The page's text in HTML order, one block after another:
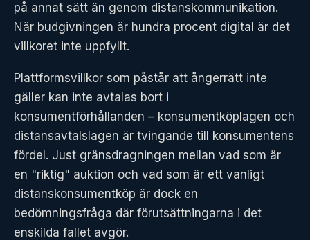
på annat sätt än genom distanskommunikation.
När budgivningen är hundra procent digital är det
villkoret inte uppfyllt.
Plattformsvillkor som påstår att ångerrätt inte
gäller kan inte avtalas bort i
konsumentförhållanden – konsumentköplagen och
distansavtalslagen är tvingande till konsumentens
fördel. Just gränsdragningen mellan vad som är
en "riktig" auktion och vad som är ett vanligt
distanskonsumentköp är dock en
bedömningsfråga där förutsättningarna i det
enskilda fallet avgör.